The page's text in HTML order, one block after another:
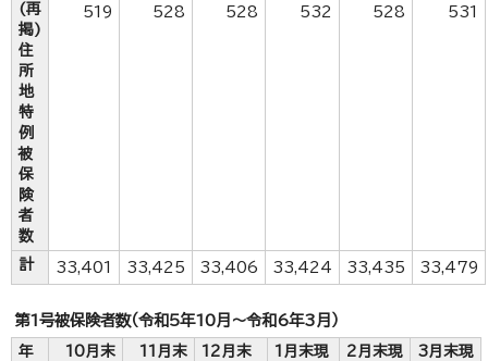
(再
掲)
住
所
地
特
例
被
保
険
者
数
519 528 528 532 528 531
計 33,401 33,425 33,406 33,424 33,435 33,479
第1号被保険者数（令和5年10月～令和6年3月）
年
10月末
11月末
12月末
1月末現
2月末現
3月末現